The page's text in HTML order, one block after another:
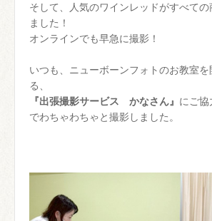
そして、人気のワインレッドがすべての
ました！
オンラインでも早急に撮影！
いつも、ニューボーンフォトのお教室
る、
『出張撮影サービス かなさん』 にご協
でわちゃわちゃと撮影しました。